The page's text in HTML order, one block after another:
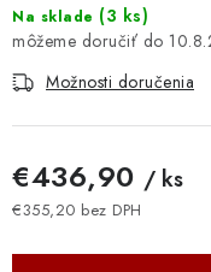
Obchodné podmienky
Moja objednávka
Formuláre na stiahnutie
Na sklade (3 ks)
Možnosti doručenia
€436,90 / ks
€355,20 bez DPH